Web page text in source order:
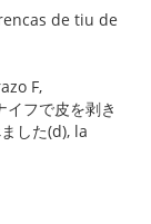
de tiu de
F,
イフで皮を剥き
した(d), la